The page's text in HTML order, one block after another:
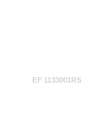
EF 1133001RS